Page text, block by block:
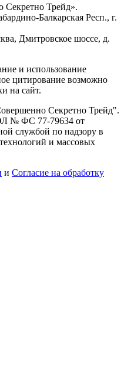
Трейд».
Балкарская Респ., г.
Дмитровское шоссе, д.
и использование
цитирование возможно
на сайт.
Секретно Трейд".
№ ФС 77-79634 от
службой по надзору в
и массовых
и Согласие на обработку